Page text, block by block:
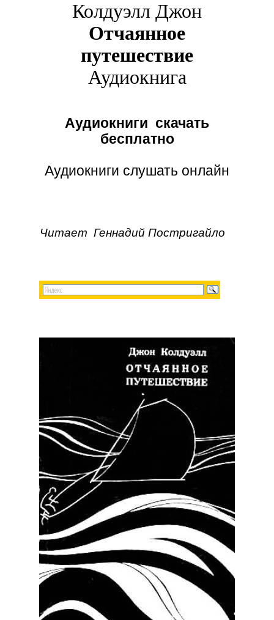
Колдуэлл Джон
Отчаянное
путешествие
Аудиокнига
Аудиокниги скачать
бесплатно
Аудиокниги слушать онлайн
Читает Геннадий Постригайло